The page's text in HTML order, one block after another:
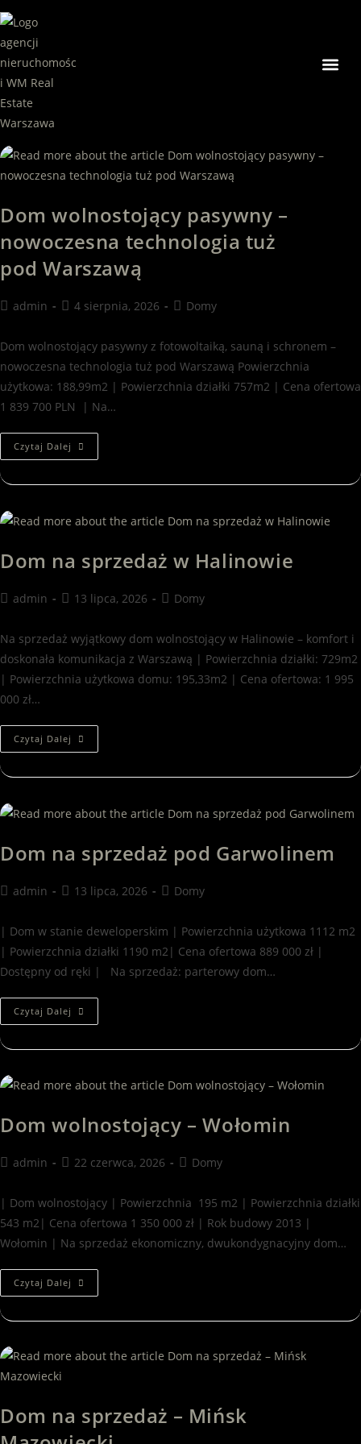
Dom wolnostojący pasywny –
nowoczesna technologia tuż
pod Warszawą
admin 4 sierpnia, 2026 Domy
Dom wolnostojący pasywny z fotowoltaiką, sauną i schronem –
nowoczesna technologia tuż pod Warszawą Powierzchnia
użytkowa: 188,99m2 | Powierzchnia działki 757m2 | Cena ofertowa
1 839 700 PLN | Na…
Czytaj Dalej
Dom na sprzedaż w Halinowie
admin 13 lipca, 2026 Domy
Na sprzedaż wyjątkowy dom wolnostojący w Halinowie – komfort i
doskonała komunikacja z Warszawą | Powierzchnia działki: 729m2
| Powierzchnia użytkowa domu: 195,33m2 | Cena ofertowa: 1 995
000 zł…
Czytaj Dalej
Dom na sprzedaż pod Garwolinem
admin 13 lipca, 2026 Domy
| Dom w stanie deweloperskim | Powierzchnia użytkowa 1112 m2
| Powierzchnia działki 1190 m2| Cena ofertowa 889 000 zł |
Dostępny od ręki | Na sprzedaż: parterowy dom…
Czytaj Dalej
Dom wolnostojący – Wołomin
admin 22 czerwca, 2026 Domy
| Dom wolnostojący | Powierzchnia 195 m2 | Powierzchnia działki
543 m2| Cena ofertowa 1 350 000 zł | Rok budowy 2013 |
Wołomin | Na sprzedaż ekonomiczny, dwukondygnacyjny dom…
Czytaj Dalej
Dom na sprzedaż – Mińsk